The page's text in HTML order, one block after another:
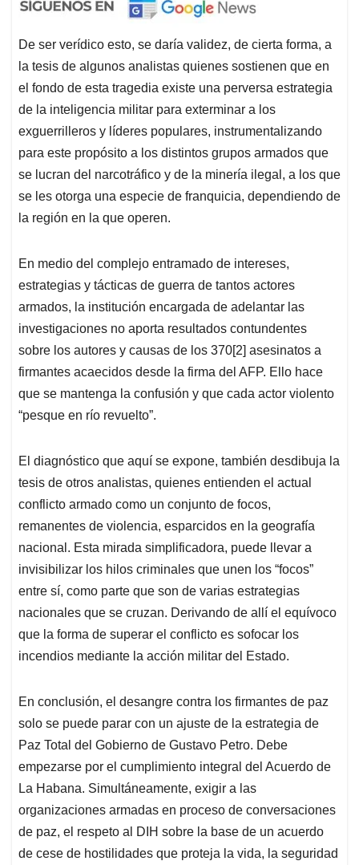
De ser verídico esto, se daría validez, de cierta forma, a
la tesis de algunos analistas quienes sostienen que en
el fondo de esta tragedia existe una perversa estrategia
de la inteligencia militar para exterminar a los
exguerrilleros y líderes populares, instrumentalizando
para este propósito a los distintos grupos armados que
se lucran del narcotráfico y de la minería ilegal, a los que
se les otorga una especie de franquicia, dependiendo de
la región en la que operen.
En medio del complejo entramado de intereses,
estrategias y tácticas de guerra de tantos actores
armados, la institución encargada de adelantar las
investigaciones no aporta resultados contundentes
sobre los autores y causas de los 370[2] asesinatos a
firmantes acaecidos desde la firma del AFP. Ello hace
que se mantenga la confusión y que cada actor violento
“pesque en río revuelto”.
El diagnóstico que aquí se expone, también desdibuja la
tesis de otros analistas, quienes entienden el actual
conflicto armado como un conjunto de focos,
remanentes de violencia, esparcidos en la geografía
nacional. Esta mirada simplificadora, puede llevar a
invisibilizar los hilos criminales que unen los “focos”
entre sí, como parte que son de varias estrategias
nacionales que se cruzan. Derivando de allí el equívoco
que la forma de superar el conflicto es sofocar los
incendios mediante la acción militar del Estado.
En conclusión, el desangre contra los firmantes de paz
solo se puede parar con un ajuste de la estrategia de
Paz Total del Gobierno de Gustavo Petro. Debe
empezarse por el cumplimiento integral del Acuerdo de
La Habana. Simultáneamente, exigir a las
organizaciones armadas en proceso de conversaciones
de paz, el respeto al DIH sobre la base de un acuerdo
de cese de hostilidades que proteja la vida, la seguridad